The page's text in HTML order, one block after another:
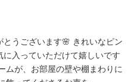
うございます🌸 きれいなピン
入っていただけて嬉しいです
ムが、お部屋の壁や棚まわりに